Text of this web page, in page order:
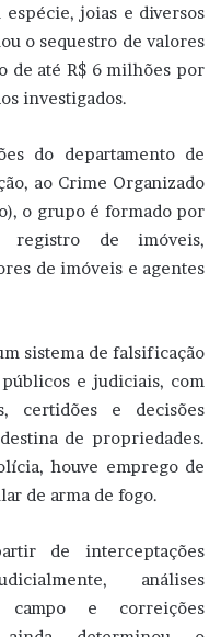
joias e diversos
o sequestro de valores
de até R$ 6 milhões por
investigados.
do departamento de
ao Crime Organizado
o grupo é formado por
registro de imóveis,
de imóveis e agentes
sistema de falsificação
e judiciais, com
certidões e decisões
de propriedades.
houve emprego de
de arma de fogo.
de interceptações
análises
campo e correições